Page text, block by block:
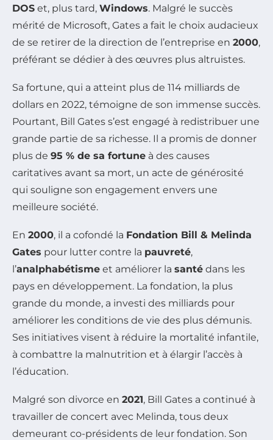
DOS et, plus tard, Windows. Malgré le succès
mérité de Microsoft, Gates a fait le choix audacieux
de se retirer de la direction de l’entreprise en 2000,
préférant se dédier à des œuvres plus altruistes.
Sa fortune, qui a atteint plus de 114 milliards de
dollars en 2022, témoigne de son immense succès.
Pourtant, Bill Gates s’est engagé à redistribuer une
grande partie de sa richesse. Il a promis de donner
plus de 95 % de sa fortune à des causes
caritatives avant sa mort, un acte de générosité
qui souligne son engagement envers une
meilleure société.
En 2000, il a cofondé la Fondation Bill & Melinda
Gates pour lutter contre la pauvreté,
l’analphabétisme et améliorer la santé dans les
pays en développement. La fondation, la plus
grande du monde, a investi des milliards pour
améliorer les conditions de vie des plus démunis.
Ses initiatives visent à réduire la mortalité infantile,
à combattre la malnutrition et à élargir l’accès à
l’éducation.
Malgré son divorce en 2021, Bill Gates a continué à
travailler de concert avec Melinda, tous deux
demeurant co-présidents de leur fondation. Son